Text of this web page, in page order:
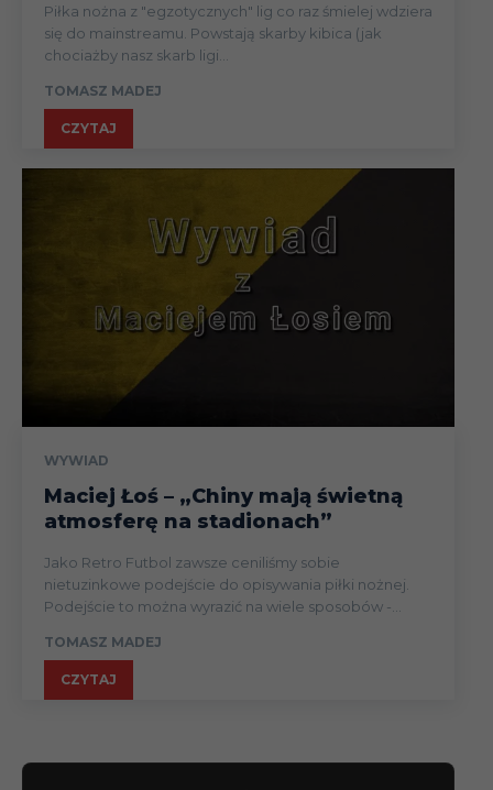
Piłka nożna z "egzotycznych" lig co raz śmielej wdziera
się do mainstreamu. Powstają skarby kibica (jak
chociażby nasz skarb ligi...
TOMASZ MADEJ
CZYTAJ
WYWIAD
Maciej Łoś – „Chiny mają świetną
atmosferę na stadionach”
Jako Retro Futbol zawsze ceniliśmy sobie
nietuzinkowe podejście do opisywania piłki nożnej.
Podejście to można wyrazić na wiele sposobów -...
TOMASZ MADEJ
CZYTAJ